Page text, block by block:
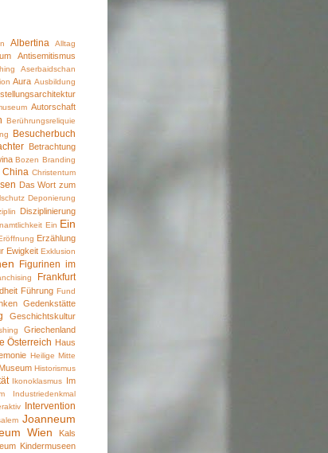
Albertina
Alltag
Antisemitismus
Aserbaidschan
Aura Ausbildung
Autorschaft
Berührungsreliquie
Besucherbuch
Betrachtung
Bozen Branding
China Christentum
Das Wort zum
Deponierung
Disziplinierung
Ein Ein
Erzählung
Ewigkeit Exklusion
Figurinen im
Frankfurt
Führung Fund
Gedenkstätte
Geschichtskultur
Griechenland
Österreich Haus
Heilige Mitte
Historismus
Ikonoklasmus Im
Industriedenkmal
Intervention
Joanneum
Wien Kals
Kindermuseen